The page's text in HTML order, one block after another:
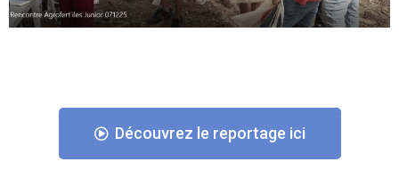
Découvrez le reportage ici